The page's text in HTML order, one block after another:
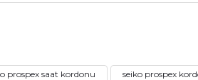
prospex saat kordonu seiko prospex